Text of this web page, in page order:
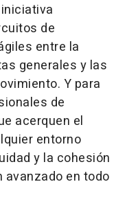
de
entre la
generales y las
Y para
de
acerquen el
entorno
y la cohesión
en todo